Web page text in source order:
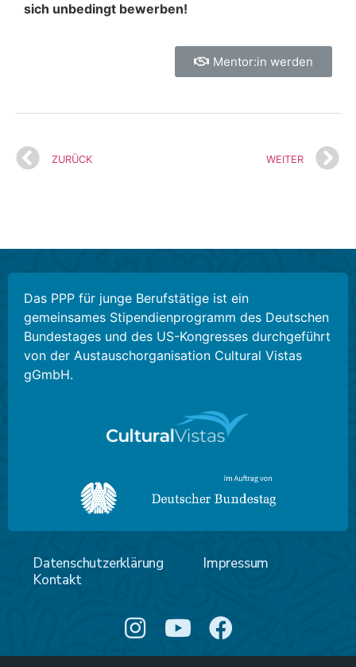
sich unbedingt bewerben!
Mentor:in werden
ZURÜCK WEITER
Das PPP für junge Berufstätige ist ein
gemeinsames Stipendienprogramm des Deutschen
Bundestages und des US-Kongresses durchgeführt
von der Austauschorganisation Cultural Vistas
gGmbH.
Datenschutzerklärung
Impressum
Kontakt